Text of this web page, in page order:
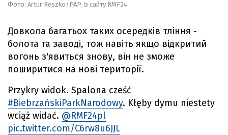
Фото: Artur Reszko/PAP, із сайту RMF24
Довкола багатьох таких осередків тління -
болота та заводі, тож навіть якщо відкритий
вогонь з'явиться знову, він не зможе
поширитися на нові території.
Przykry widok. Spalona cześć
#BiebrzańskiParkNarodowy. Kłęby dymu niestety
wciąż widać. @RMF24pl
pic.twitter.com/C6rw8u6JJL